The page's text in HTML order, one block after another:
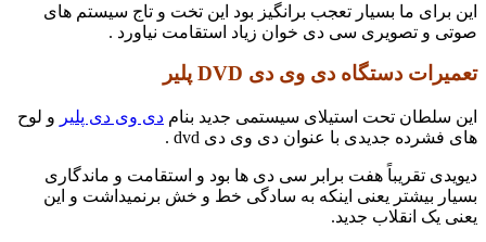
این برای ما بسیار تعجب برانگیز بود این تخت و تاج سیستم های
صوتی و تصویری سی دی خوان زیاد استقامت نیاورد .
تعمیرات دستگاه دی وی دی DVD پلیر
این سلطان تحت استیلای سیستمی جدید بنام دی وی دی پلیر و لوح
های فشرده جدیدی با عنوان دی وی دی dvd .
دیویدی تقریباً هفت برابر سی دی ها بود و استقامت و ماندگاری
بسیار بیشتر یعنی اینکه به سادگی خط و خش برنمیداشت و این
یعنی یک انقلاب جدید.